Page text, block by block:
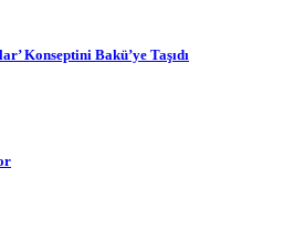
Konseptini Bakü’ye Taşıdı